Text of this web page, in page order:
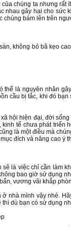
chúng ta nhưng
nhau gây hại cho
bám lên trên
không bỏ bã kẹo
là nguyên nhân
cầu bị tắc, khi đó
hội hiện đại, đời
tế chưa phát
là một điều mà
đích và nâng cao ý
là việc chỉ cần làm
bao giờ sử dụng
vương vãi khắp
nhà mình vậy nhé.
dù bạn có sử dụng